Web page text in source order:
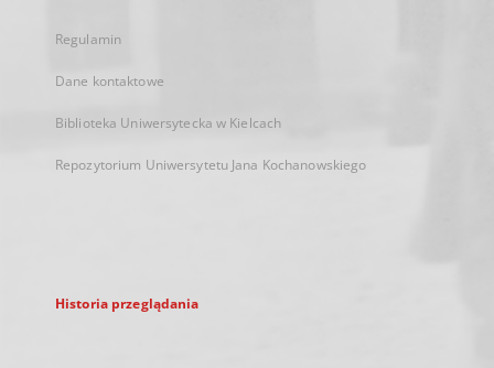
Regulamin
Dane kontaktowe
Biblioteka Uniwersytecka w Kielcach
Repozytorium Uniwersytetu Jana Kochanowskiego
Historia przeglądania